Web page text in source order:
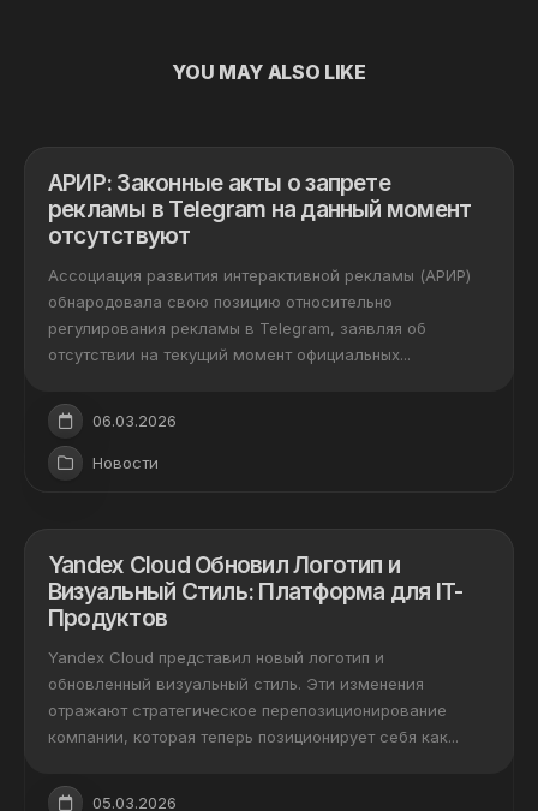
YOU MAY ALSO LIKE
АРИР: Законные акты о запрете
рекламы в Telegram на данный момент
отсутствуют
Ассоциация развития интерактивной рекламы (АРИР)
обнародовала свою позицию относительно
регулирования рекламы в Telegram, заявляя об
отсутствии на текущий момент официальных...
06.03.2026
Новости
Yandex Cloud Обновил Логотип и
Визуальный Стиль: Платформа для IT-
Продуктов
Yandex Cloud представил новый логотип и
обновленный визуальный стиль. Эти изменения
отражают стратегическое перепозиционирование
компании, которая теперь позиционирует себя как...
05.03.2026